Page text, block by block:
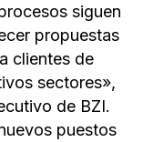
siguen
propuestas
clientes de
sectores»,
de BZI.
puestos